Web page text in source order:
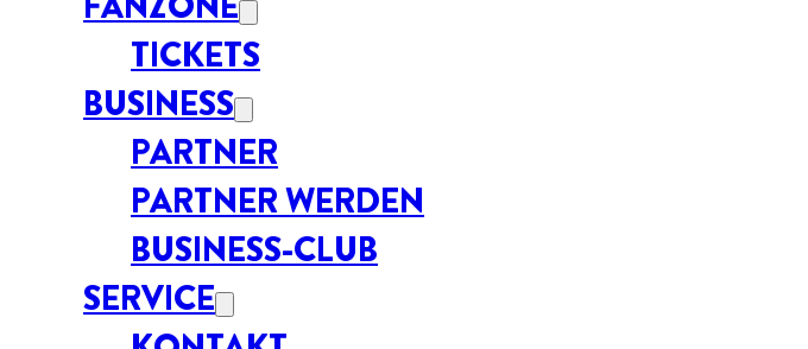
TICKETS
BUSINESS
PARTNER
PARTNER WERDEN
BUSINESS-CLUB
SERVICE